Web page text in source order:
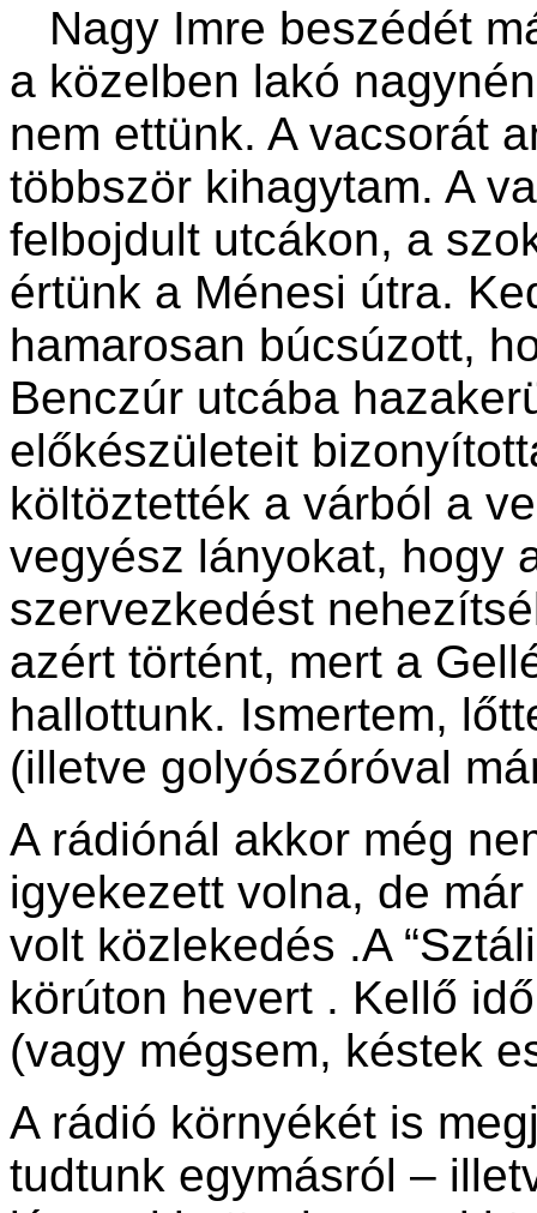
Nagy Imre beszédét
a közelben lakó
nem ettünk. A vacsorát
többször kihagytam. A
felbojdult utcákon, a
értünk a Ménesi útra.
hamarosan búcsúzott,
Benczúr utcába
előkészületeit
költöztették a várból a
vegyész lányokat, hogy
szervezkedést
azért történt, mert a
hallottunk. Ismertem,
(illetve golyószóróval
A rádiónál akkor még
igyekezett volna, de
volt közlekedés .A
körúton hevert . Kellő
(vagy mégsem, késtek
A rádió környékét is
tudtunk egymásról –